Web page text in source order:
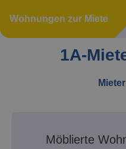
Wohnungen zur Miete
1A-
Mieter
Möblierte